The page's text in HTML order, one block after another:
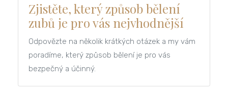
Zjistěte, který způsob bělení
zubů je pro vás nejvhodnější
Odpovězte na několik krátkých otázek a my vám
poradíme, který způsob bělení je pro vás
bezpečný a účinný.